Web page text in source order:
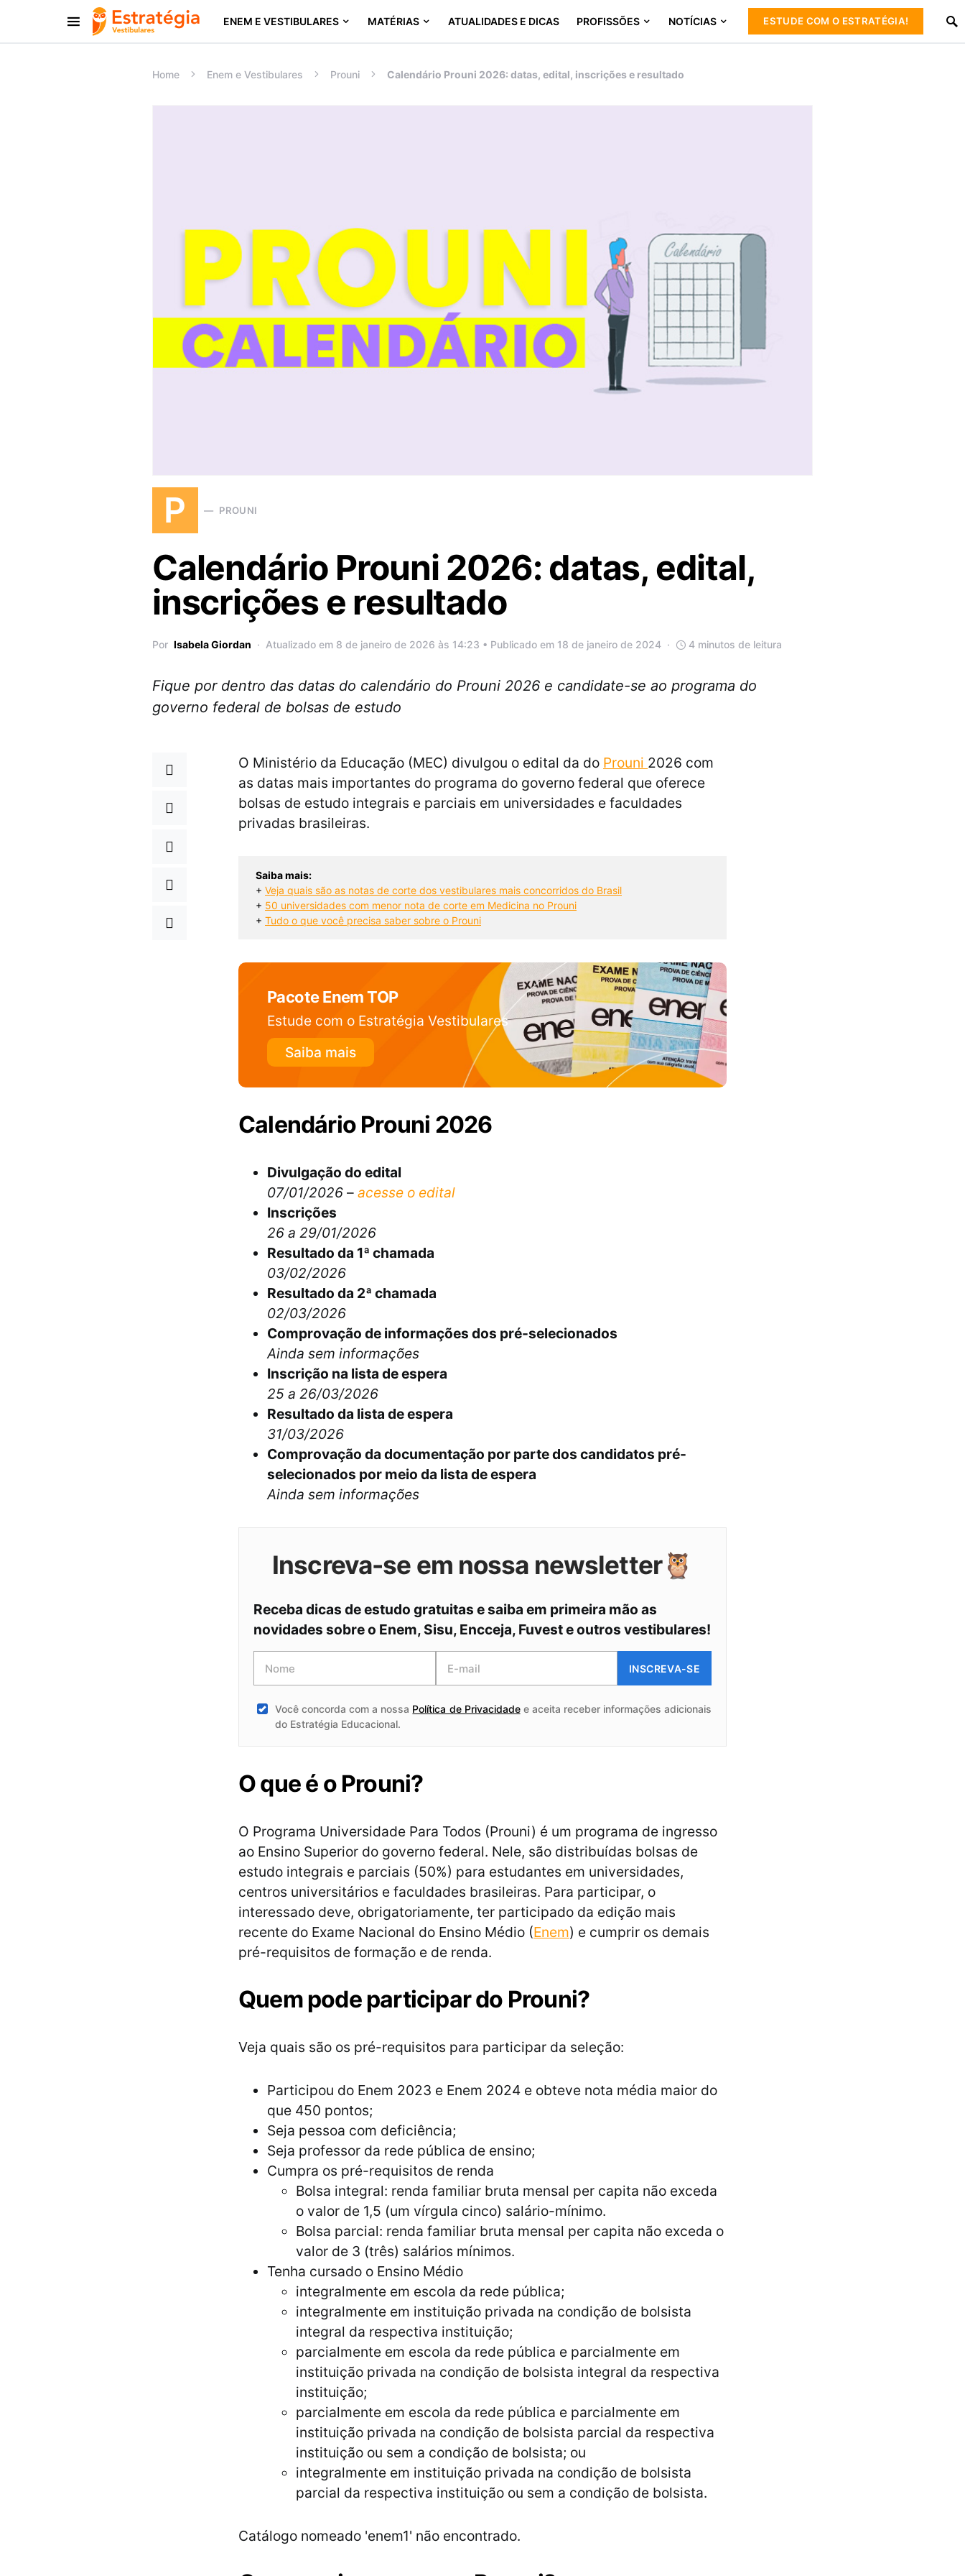
ENEM E VESTIBULARES MATÉRIAS ATUALIDADES E DICAS PROFISSÕES NOTÍCIAS ESTUDE COM O ESTRATÉGIA!
Procurar:
Home Enem e Vestibulares Prouni Calendário Prouni 2026: datas, edital, inscrições e resultado
P PROUNI
Calendário Prouni 2026: datas, edital,
inscrições e resultado
Por Isabela Giordan Atualizado em 8 de janeiro de 2026 às 14:23 • Publicado em 18 de janeiro de 2024 4 minutos de leitura
Fique por dentro das datas do calendário do Prouni 2026 e candidate-se ao programa do
governo federal de bolsas de estudo
O Ministério da Educação (MEC) divulgou o edital da do Prouni 2026 com
as datas mais importantes do programa do governo federal que oferece
bolsas de estudo integrais e parciais em universidades e faculdades
privadas brasileiras.
Saiba mais:
+ Veja quais são as notas de corte dos vestibulares mais concorridos do Brasil
+ 50 universidades com menor nota de corte em Medicina no Prouni
+ Tudo o que você precisa saber sobre o Prouni
Pacote Enem TOP
Estude com o Estratégia Vestibulares
Saiba mais
Calendário Prouni 2026
Divulgação do edital
07/01/2026 – acesse o edital
Inscrições
26 a 29/01/2026
Resultado da 1ª chamada
03/02/2026
Resultado da 2ª chamada
02/03/2026
Comprovação de informações dos pré-selecionados
Ainda sem informações
Inscrição na lista de espera
25 a 26/03/2026
Resultado da lista de espera
31/03/2026
Comprovação da documentação por parte dos candidatos pré-
selecionados por meio da lista de espera
Ainda sem informações
Inscreva-se em nossa newsletter🦉
Receba dicas de estudo gratuitas e saiba em primeira mão as
novidades sobre o Enem, Sisu, Encceja, Fuvest e outros vestibulares!
INSCREVA-SE
Você concorda com a nossa Política de Privacidadee aceita receber informações adicionais
do Estratégia Educacional.
O que é o Prouni?
O Programa Universidade Para Todos (Prouni) é um programa de ingresso
ao Ensino Superior do governo federal. Nele, são distribuídas bolsas de
estudo integrais e parciais (50%) para estudantes em universidades,
centros universitários e faculdades brasileiras. Para participar, o
interessado deve, obrigatoriamente, ter participado da edição mais
recente do Exame Nacional do Ensino Médio (Enem) e cumprir os demais
pré-requisitos de formação e de renda.
Quem pode participar do Prouni?
Veja quais são os pré-requisitos para participar da seleção:
Participou do Enem 2023 e Enem 2024 e obteve nota média maior do
que 450 pontos;
Seja pessoa com deficiência;
Seja professor da rede pública de ensino;
Cumpra os pré-requisitos de renda
Bolsa integral: renda familiar bruta mensal per capita não exceda
o valor de 1,5 (um vírgula cinco) salário-mínimo.
Bolsa parcial: renda familiar bruta mensal per capita não exceda o
valor de 3 (três) salários mínimos.
Tenha cursado o Ensino Médio
integralmente em escola da rede pública;
integralmente em instituição privada na condição de bolsista
integral da respectiva instituição;
parcialmente em escola da rede pública e parcialmente em
instituição privada na condição de bolsista integral da respectiva
instituição;
parcialmente em escola da rede pública e parcialmente em
instituição privada na condição de bolsista parcial da respectiva
instituição ou sem a condição de bolsista; ou
integralmente em instituição privada na condição de bolsista
parcial da respectiva instituição ou sem a condição de bolsista.
Catálogo nomeado 'enem1' não encontrado.